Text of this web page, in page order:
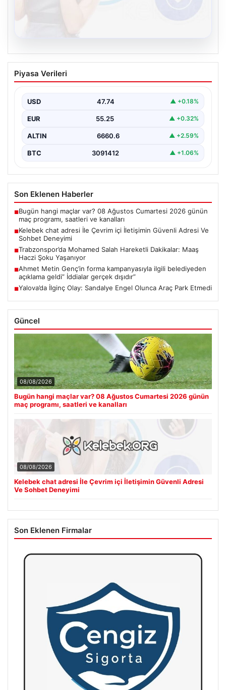
Kelebek chat adresi İle Çevrim içi
İletişimin Güvenli Adresi Ve Sohbet
Sanal çağında bireylerin seviyeli bir tarzda bağlantı
Piyasa Verileri
USD 47.74 ▲ +0.18%
EUR 55.25 ▲ +0.32%
ALTIN 6660.6 ▲ +2.59%
BTC 3091412 ▲ +1.06%
Son Eklenen Haberler
■Bugün hangi maçlar var? 08 Ağustos Cumartesi 2026 günün
maç programı, saatleri ve kanalları
■Kelebek chat adresi İle Çevrim içi İletişimin Güvenli Adresi Ve
Sohbet Deneyimi
■Trabzonspor’da Mohamed Salah Hareketli Dakikalar: Maaş
Haczi Şoku Yaşanıyor
■Ahmet Metin Genç’in forma kampanyasıyla ilgili belediyeden
açıklama geldi” İddialar gerçek dışıdır”
■Yalova’da İlginç Olay: Sandalye Engel Olunca Araç Park Etmedi
Güncel
08/08/2026
Bugün hangi maçlar var? 08 Ağustos Cumartesi 2026 günün
maç programı, saatleri ve kanalları
08/08/2026
Kelebek chat adresi İle Çevrim içi İletişimin Güvenli Adresi
Ve Sohbet Deneyimi
Son Eklenen Firmalar